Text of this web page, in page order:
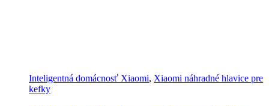
Inteligentná domácnosť Xiaomi, Xiaomi náhradné hlavice pre
kefky